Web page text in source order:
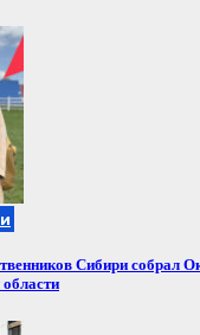
Сибири собрал